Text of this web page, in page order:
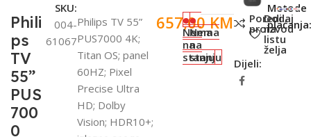
Phili
ps
TV
55”
PUS
700
0
SKU:
004-
61067
Philips TV 55”
PUS7000 4K;
Titan OS; panel
60HZ; Pixel
Precise Ultra
HD; Dolby
Vision; HDR10+;
657,00KM
Nema
na
stanju
Nema
na
stanju
Poredi
proizvod
Dodaj
na
listu
želja
Dijeli:
Metode
plaćanja: